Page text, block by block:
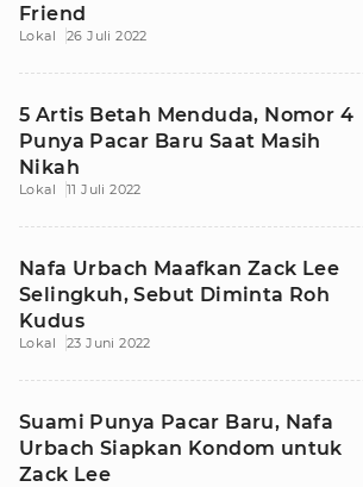
Friend
Lokal 26 Juli 2022
5 Artis Betah Menduda, Nomor 4
Punya Pacar Baru Saat Masih
Nikah
Lokal 11 Juli 2022
Nafa Urbach Maafkan Zack Lee
Selingkuh, Sebut Diminta Roh
Kudus
Lokal 23 Juni 2022
Suami Punya Pacar Baru, Nafa
Urbach Siapkan Kondom untuk
Zack Lee